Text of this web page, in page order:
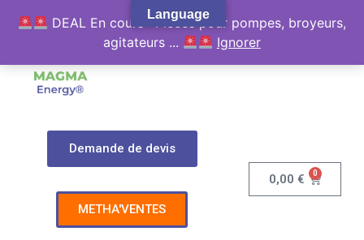
Demande de devis
METHA'VENTES
0,00€ 0
Language
DEAL En cours : Pièces pour pompes, broyeurs,
agitateurs ...
Ignorer